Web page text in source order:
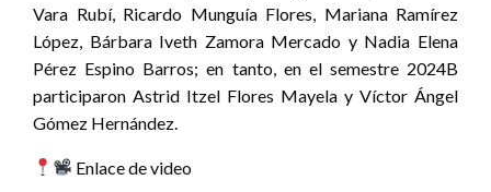
Vara Rubí, Ricardo Munguía Flores, Mariana Ramírez
López, Bárbara Iveth Zamora Mercado y Nadia Elena
Pérez Espino Barros; en tanto, en el semestre 2024B
participaron Astrid Itzel Flores Mayela y Víctor Ángel
Gómez Hernández.
Enlace de video